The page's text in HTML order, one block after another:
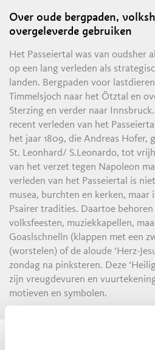
Over oude bergpaden,
overgeleverde gebruiken
Het Passeiertal was van oudsher
op een lang verleden als
landen. Bergpaden voor
Timmelsjoch naar het Ötztal en
Sterzing en verder naar
recent verleden van het
het jaar 1809, die Andreas Hofer,
St. Leonhard/ S.Leonardo, tot
van het verzet tegen Napoleon
verleden van het Passeiertal is
musea, burchten en kerken,
Psairer tradities. Daartoe
volksfeesten, muziekkapellen,
Goaslschnelln (klappen met een
(worstelen) of de aloude ‘Herz-
zondag na pinksteren. Deze
zijn vreugdevuren en
motieven en symbolen.